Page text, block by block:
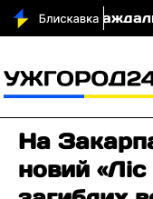
постраждали
На
новий «Ліс